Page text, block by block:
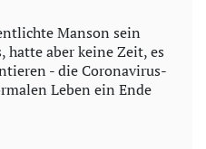
Manson sein
hatte aber keine Zeit, es
- die Coronavirus-
Leben ein Ende